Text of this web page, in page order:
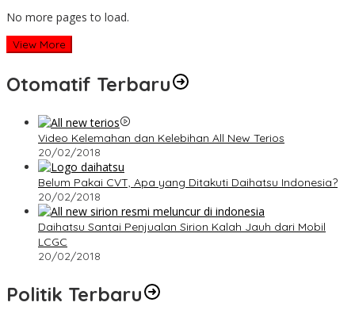
No more pages to load.
View More
Otomatif Terbaru
Video Kelemahan dan Kelebihan All New Terios
20/02/2018
Belum Pakai CVT, Apa yang Ditakuti Daihatsu Indonesia?
20/02/2018
Daihatsu Santai Penjualan Sirion Kalah Jauh dari Mobil
LCGC
20/02/2018
Politik Terbaru